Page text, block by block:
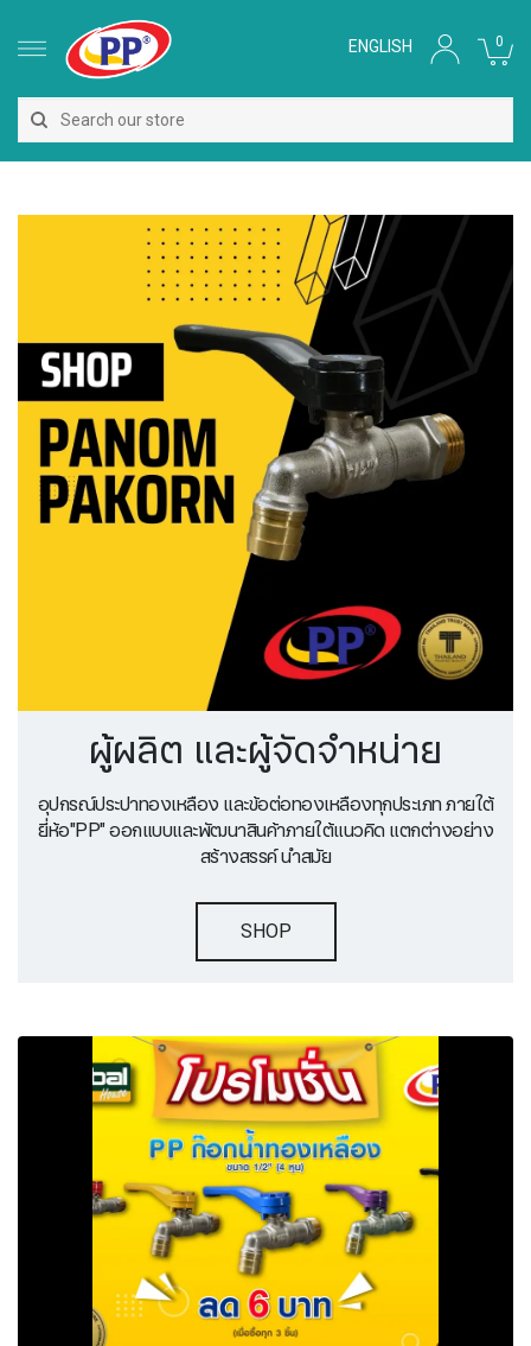
ENGLISH 0
ผู้ผลิต และผู้จัดจำหน่าย
อุปกรณ์ประปาทองเหลือง และข้อต่อทองเหลืองทุกประเภท ภายใต้
ยี่ห้อ"PP" ออกแบบและพัฒนาสินค้าภายใต้แนวคิด แตกต่างอย่าง
สร้างสรรค์ นำสมัย
SHOP